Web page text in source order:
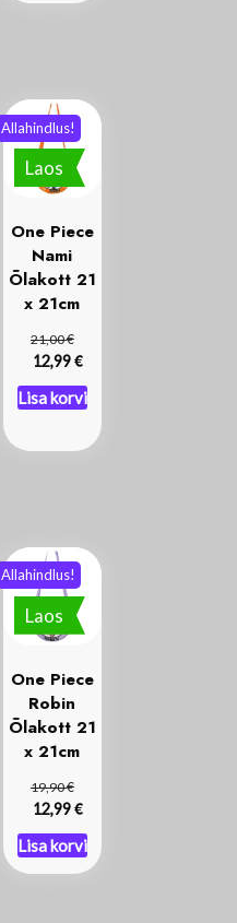
Laos
Allahindlus!
One Piece
Nami
Õlakott 21
x 21cm
21,00€
12,99€
Lisa korvi
Laos
Allahindlus!
One Piece
Robin
Õlakott 21
x 21cm
19,90€
12,99€
Lisa korvi